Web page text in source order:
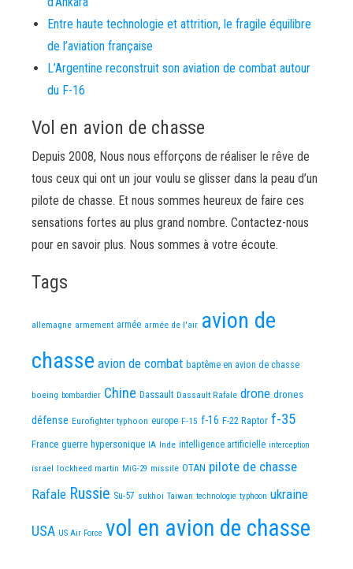
Entre haute technologie et attrition, le fragile équilibre
de l’aviation française
L’Argentine reconstruit son aviation de combat autour
du F-16
Vol en avion de chasse
Depuis 2008, Nous nous efforçons de réaliser le rêve de
tous ceux qui ont un jour voulu se glisser dans la peau d’un
pilote de chasse. Et nous sommes heureux de faire ces
sensations fortes au plus grand nombre. Contactez-nous
pour en savoir plus. Nous sommes à votre écoute.
Tags
allemagne armement armée armée de l'air avion de
chasse avion de combat baptême en avion de chasse
boeing bombardier Chine Dassault Dassault Rafale drone drones
défense Eurofighter typhoon europe F-15 f-16 F-22 Raptor f-35
France guerre hypersonique IA Inde intelligence artificielle interception
israel lockheed martin MiG-29 missile OTAN pilote de chasse
Rafale Russie Su-57 sukhoi Taiwan technologie typhoon ukraine
USA US Air Force vol en avion de chasse